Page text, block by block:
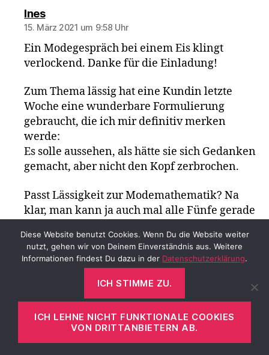
Inessagt:
15. März 2021 um 9:58 Uhr
Ein Modegespräch bei einem Eis klingt
verlockend. Danke für die Einladung!
Zum Thema lässig hat eine Kundin letzte
Woche eine wunderbare Formulierung
gebraucht, die ich mir definitiv merken
werde:
Es solle aussehen, als hätte sie sich Gedanken
gemacht, aber nicht den Kopf zerbrochen.
Passt Lässigkeit zur Modemathematik? Na
klar, man kann ja auch mal alle Fünfe gerade
VOM BEITRAGSAUTOR
15. März 2021 um 12:10 Uhr
Liebe Ines,
ich habe seit frühester Jugend eine totale
Affinität zu 7/8 Hosen. Meine Tante nannte sie
Diese Website benutzt Cookies. Wenn Du die Website weiter
nutzt, gehen wir von Deinem Einverständnis aus. Weitere
Informationen findest Du dazu in der Datenschutzerklärung.
ICH STIMME ZU.
ICH LEHNE NICHT FUNKTIONALE COOKIES
VON DRITTANBIETERN AB.